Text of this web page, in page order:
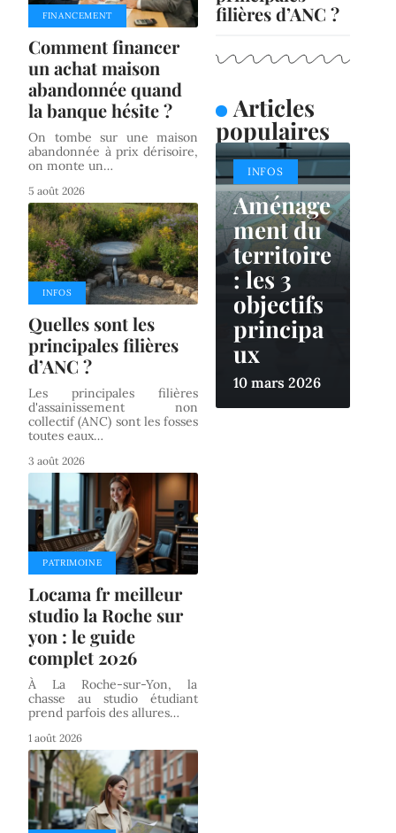
FINANCEMENT
Comment financer
un achat maison
abandonnée quand
la banque hésite ?
On tombe sur une maison
abandonnée à prix dérisoire,
on monte un…
5 août 2026
INFOS
Quelles sont les
principales filières
d’ANC ?
Les principales filières
d'assainissement non
collectif (ANC) sont les fosses
toutes eaux…
3 août 2026
PATRIMOINE
Locama fr meilleur
studio la Roche sur
yon : le guide
complet 2026
À La Roche-sur-Yon, la
chasse au studio étudiant
prend parfois des allures…
1 août 2026
filières d’ANC ?
Articles
populaires
INFOS
Aménage
ment du
territoire
: les 3
objectifs
principa
ux
10 mars 2026